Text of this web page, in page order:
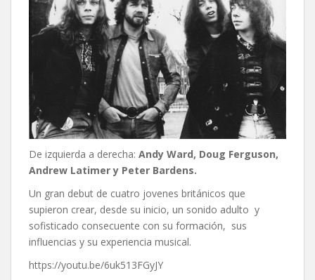
De izquierda a derecha: Andy Ward, Doug Ferguson,
Andrew Latimer y Peter Bardens.
Un gran debut de cuatro jovenes británicos que
supieron crear, desde su inicio, un sonido adulto y
sofisticado consecuente con su formación, sus
influencias y su experiencia musical.
https://youtu.be/6uk513FGyJY